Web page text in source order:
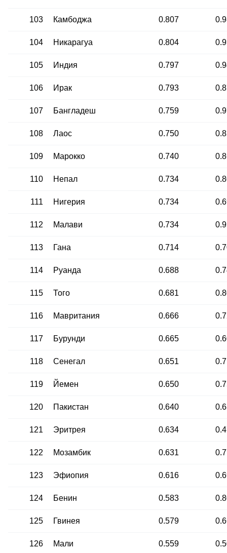
103 Камбоджа 0.807
104 Никарагуа 0.804
105 Индия 0.797
106 Ирак 0.793
107 Бангладеш 0.759
108 Лаос 0.750
109 Марокко 0.740
110 Непал 0.734
111 Нигерия 0.734
112 Малави 0.734
113 Гана 0.714
114 Руанда 0.688
115 Того 0.681
116 Мавритания 0.666
117 Бурунди 0.665
118 Сенегал 0.651
119 Йемен 0.650
120 Пакистан 0.640
121 Эритрея 0.634
122 Мозамбик 0.631
123 Эфиопия 0.616
124 Бенин 0.583
125 Гвинея 0.579
126 Мали 0.559